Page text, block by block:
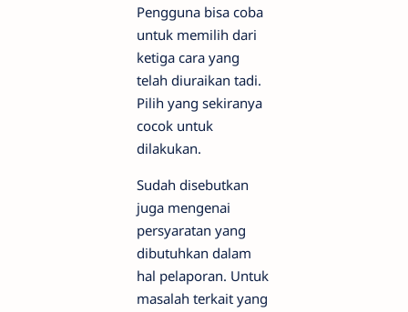
Pengguna bisa coba
untuk memilih dari
ketiga cara yang
telah diuraikan tadi.
Pilih yang sekiranya
cocok untuk
dilakukan.
Sudah disebutkan
juga mengenai
persyaratan yang
dibutuhkan dalam
hal pelaporan. Untuk
masalah terkait yang